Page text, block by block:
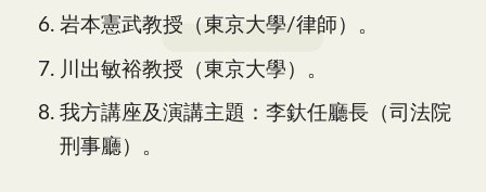
岩本憲武教授（東京大學/律師）。
川出敏裕教授（東京大學）。
我方講座及演講主題：李釱任廳長（司法院
刑事廳）。